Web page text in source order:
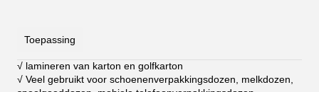
Toepassing
√ lamineren van karton en golfkarton
√ Veel gebruikt voor schoenenverpakkingsdozen, melkdozen,